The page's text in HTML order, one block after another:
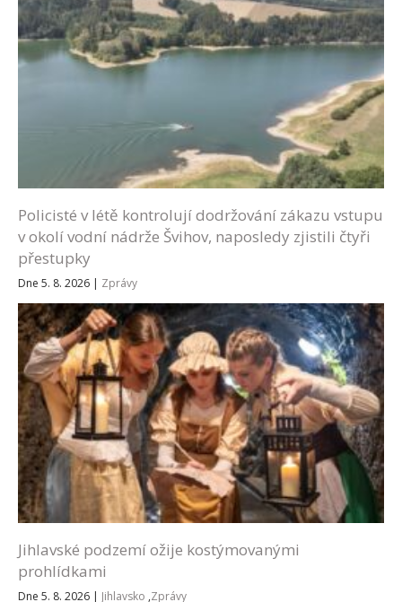
Policisté v létě kontrolují dodržování zákazu vstupu
v okolí vodní nádrže Švihov, naposledy zjistili čtyři
přestupky
Dne 5. 8. 2026 | Zprávy
Jihlavské podzemí ožije kostýmovanými
prohlídkami
Dne 5. 8. 2026 | Jihlavsko ,Zprávy